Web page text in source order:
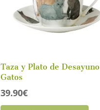
Taza y Plato de Desayuno
Gatos
39.90€